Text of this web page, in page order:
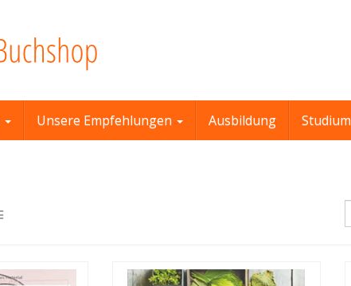
Unsere Empfehlungen Ausbildung Studium